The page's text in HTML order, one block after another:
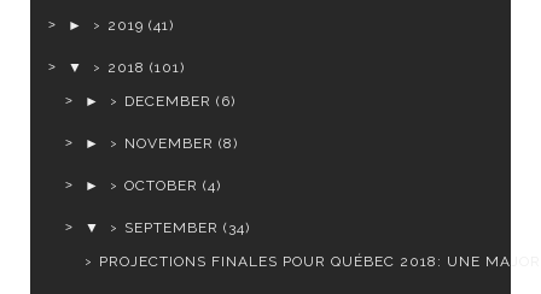
► 2019 (41)
▼ 2018 (101)
►
DECEMBER (6)
► NOVEMBER (8)
► OCTOBER (4)
▼ SEPTEMBER (34)
PROJECTIONS FINALES POUR QUÉBEC 2018: UNE